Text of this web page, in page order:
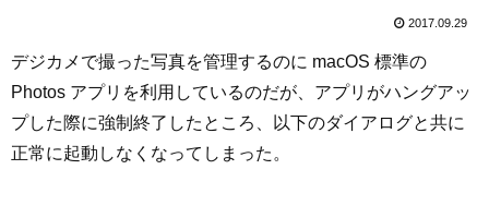
2017.09.29
デジカメで撮った写真を管理するのに macOS 標準の
Photos アプリを利用しているのだが、アプリがハングアッ
プした際に強制終了したところ、以下のダイアログと共に
正常に起動しなくなってしまった。